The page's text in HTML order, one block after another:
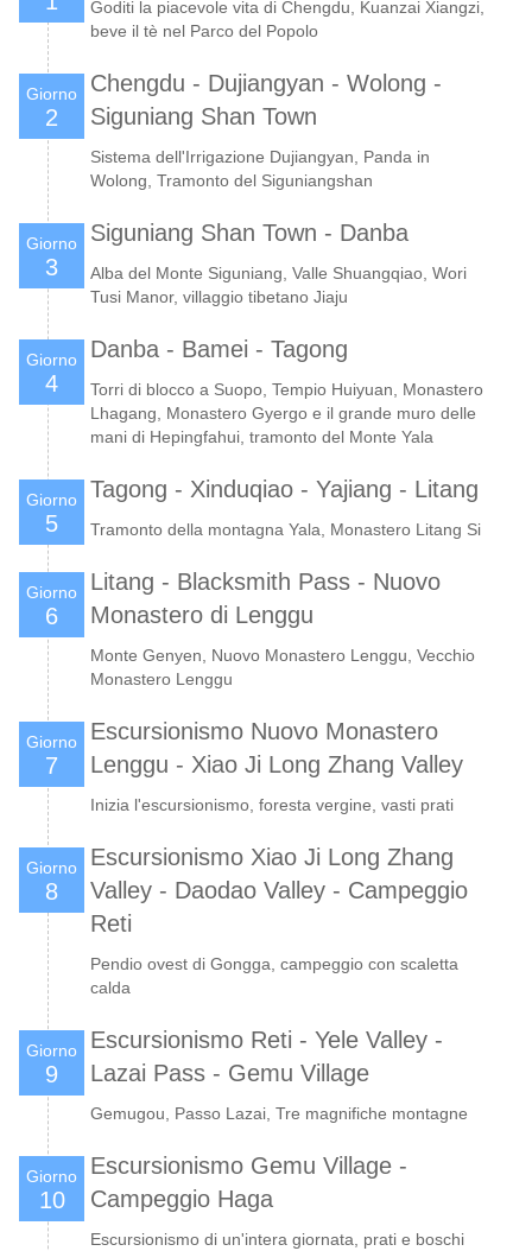
Goditi la piacevole vita di Chengdu, Kuanzai Xiangzi,
beve il tè nel Parco del Popolo
Giorno
2
Chengdu - Dujiangyan - Wolong -
Siguniang Shan Town
Sistema dell'Irrigazione Dujiangyan, Panda in
Wolong, Tramonto del Siguniangshan
Giorno
3
Siguniang Shan Town - Danba
Alba del Monte Siguniang, Valle Shuangqiao, Wori
Tusi Manor, villaggio tibetano Jiaju
Giorno
4
Danba - Bamei - Tagong
Torri di blocco a Suopo, Tempio Huiyuan, Monastero
Lhagang, Monastero Gyergo e il grande muro delle
mani di Hepingfahui, tramonto del Monte Yala
Giorno
5
Tagong - Xinduqiao - Yajiang - Litang
Tramonto della montagna Yala, Monastero Litang Si
Giorno
6
Litang - Blacksmith Pass - Nuovo
Monastero di Lenggu
Monte Genyen, Nuovo Monastero Lenggu, Vecchio
Monastero Lenggu
Giorno
7
Escursionismo Nuovo Monastero
Lenggu - Xiao Ji Long Zhang Valley
Inizia l'escursionismo, foresta vergine, vasti prati
Giorno
8
Escursionismo Xiao Ji Long Zhang
Valley - Daodao Valley - Campeggio
Reti
Pendio ovest di Gongga, campeggio con scaletta
calda
Giorno
9
Escursionismo Reti - Yele Valley -
Lazai Pass - Gemu Village
Gemugou, Passo Lazai, Tre magnifiche montagne
Giorno
10
Escursionismo Gemu Village -
Campeggio Haga
Escursionismo di un'intera giornata, prati e boschi